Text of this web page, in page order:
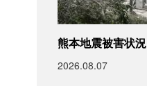
熊本地震被害状況
2026.08.07